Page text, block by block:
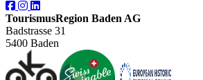
TourismusRegion Baden AG
Badstrasse 31
5400 Baden